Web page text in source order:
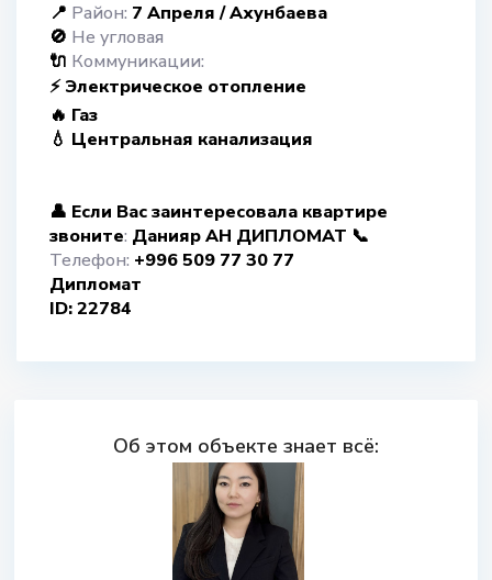
📍 Район: 7 Апреля / Ахунбаева
🚫 Не угловая
🔌 Коммуникации:
⚡ Электрическое отопление
🔥 Газ
💧 Центральная канализация
👤 Если Вас заинтересовала квартире
звоните: Данияр АН ДИПЛОМАТ 📞
Телефон: +996 509 77 30 77
Дипломат
ID: 22784
Об этом объекте знает всё: